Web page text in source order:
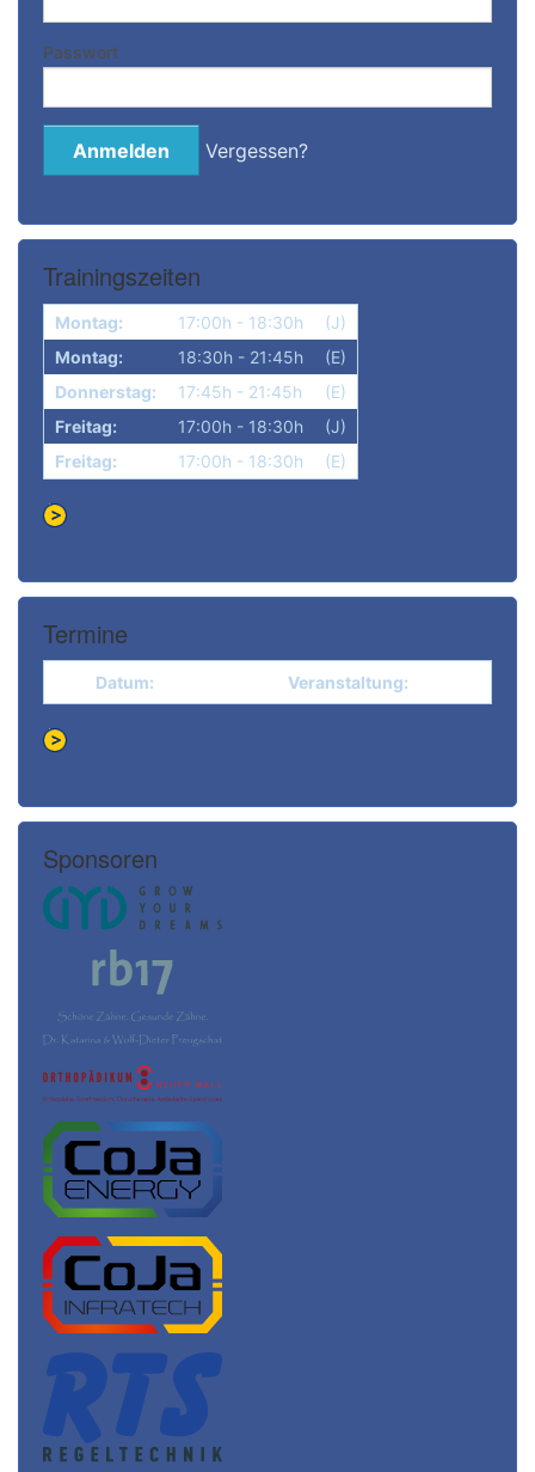
Passwort
Vergessen?
Trainingszeiten
Montag: 17:00h - 18:30h
(J)
Montag:
18:30h - 21:45h
(E)
Donnerstag:
17:45h - 21:45h
(E)
Freitag:
17:00h - 18:30h
(J)
Freitag:
17:00h - 18:30h (E)
Termine
Datum: Veranstaltung:
Sponsoren